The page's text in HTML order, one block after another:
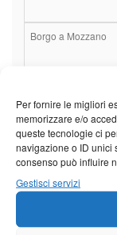
Per fornire le migliori
memorizzare e/o
queste tecnologie ci
navigazione o ID unici
consenso può influire
Gestisci servizi
Borgo a Mozzano
Castelnuovo